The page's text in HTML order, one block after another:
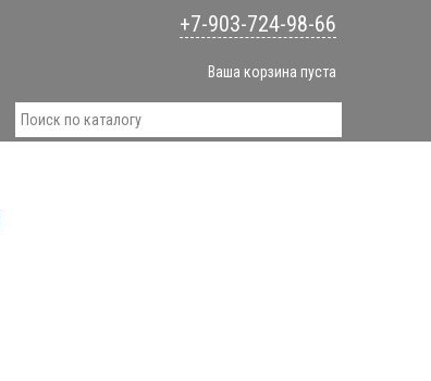
+7-903-724-98-66
Ваша корзина пуста